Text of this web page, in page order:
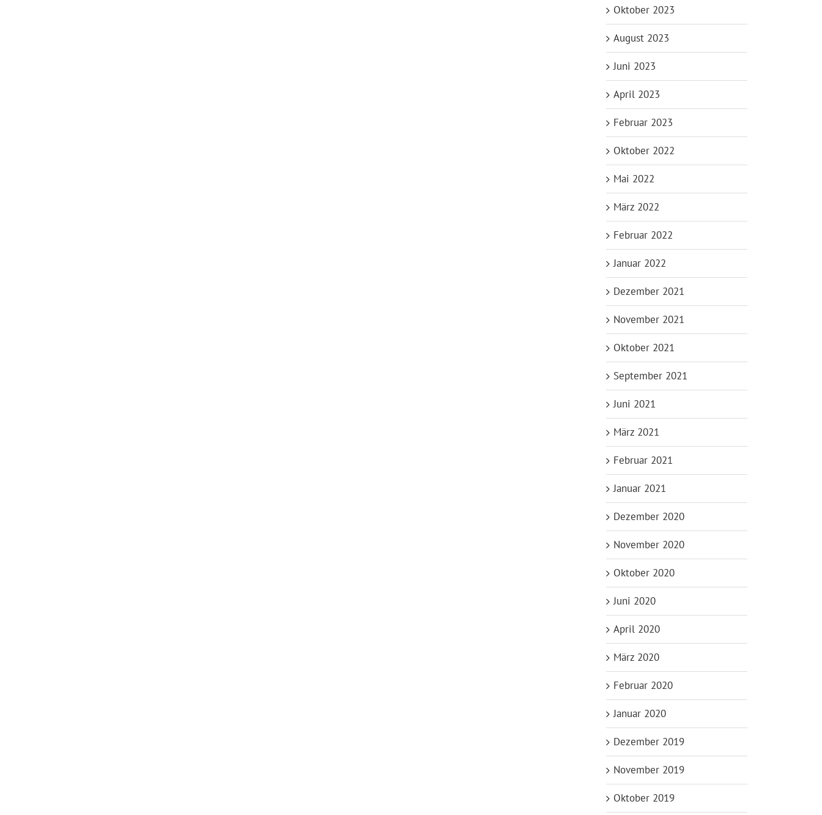
Oktober 2023
August 2023
Juni 2023
April 2023
Februar 2023
Oktober 2022
Mai 2022
März 2022
Februar 2022
Januar 2022
Dezember 2021
November 2021
Oktober 2021
September 2021
Juni 2021
März 2021
Februar 2021
Januar 2021
Dezember 2020
November 2020
Oktober 2020
Juni 2020
April 2020
März 2020
Februar 2020
Januar 2020
Dezember 2019
November 2019
Oktober 2019